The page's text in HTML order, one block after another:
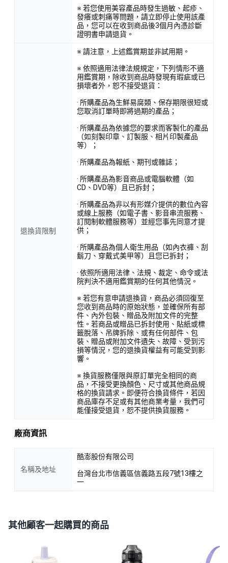
※ 若您使用美容產品時發生過敏、起疹、
發癢或刺痛等問題，請立即停止使用該產
品，您可以在收到商品後3個月內憑診斷
證明書申請退貨。
退換貨限制
※ 請注意，上述鑑賞期並非試用期。
※ 依照適用法律法規規定，下列情形不適
用鑑賞期，除收到商品時發現有瑕疵或已
損壞者外，恕不接受退貨：
· 所購產品為生鮮易腐類、保存期限很短或
您取消訂單時即將過期的產品；
· 所購產品為依據您的要求而客製化的產品
（如刻製印章、訂製服、相片印製產品
等）；
· 所購產品為報紙、期刊或雜誌；
· 所購產品為影音商品或電腦軟體（如
CD、DVD等）且已拆封；
· 所購產品為非以有形媒介提供的數位內容
或線上服務（如電子書、影音串流服務、
訂閱制軟體服務等）並經您事先同意才提
供；
· 所購產品為個人衛生用品（如內衣褲、刮
鬍刀、穿戴式美甲等）且您已拆封；
· 依照所適用法律、法規、裁定、命令或法
院判決不適用鑑賞期的任何其他情況。
※ 若您有意申請退換貨，商品必須回復至
您收到商品時的原始狀態，並確保所有部
件、內外包裝、贈品及附加文件的完整
性。若商品或贈品已拆封使用、貼紙或標
籤脫落、吊牌拆除、或有任何部件、包
裝、贈品或附加文件遺失、故障、受到污
損等情況，您的退換貨權益有可能受到影
響。
※ 換貨服務僅限與原訂單完全相同的商
品，不接受更換顏色、尺寸或其他商品規
格的換貨請求。即便符合換貨條件，若因
商品庫存不足或有其他商業考量，我們可
能僅接受退貨，恕不提供換貨服務。
廠商資訊
名稱及地址
酷澎股份有限公司
台灣台北市信義區信義路五段7號13樓之
一
其他顧客一起購買的商品